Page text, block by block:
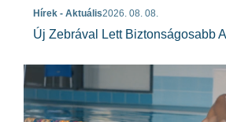
Hírek - Aktuális2026. 08. 08.
Új Zebrával Lett Biztonságosabb